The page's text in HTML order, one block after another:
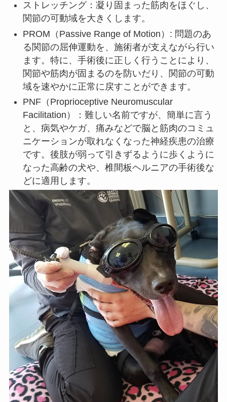
ストレッチング：凝り固まった筋肉をほぐし、
関節の可動域を大きくします。
PROM（Passive Range of Motion）: 問題のあ
る関節の屈伸運動を、施術者が支えながら行い
ます。特に、手術後に正しく行うことにより、
関節や筋肉が固まるのを防いだり、関節の可動
域を速やかに正常に戻すことができます。
PNF（Proprioceptive Neuromuscular
Facilitation）：難しい名前ですが、簡単に言う
と、病気やケガ、痛みなどで脳と筋肉のコミュ
ニケーションが取れなくなった神経疾患の治療
です。後肢が弱って引きずるように歩くように
なった高齢の犬や、椎間板ヘルニアの手術後な
どに適用します。